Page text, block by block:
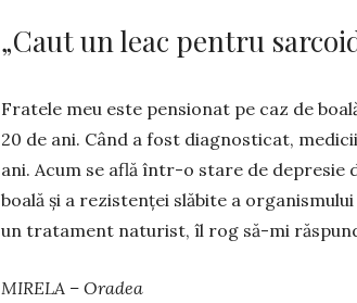
„Caut un leac pentru
Fratele meu este pensionat pe caz de
20 de ani. Când a fost diagnosticat,
ani. Acum se află într-o stare de depresie
boală și a rezistenței slăbite a
un tratament naturist, îl rog să-mi
MIRELA – Oradea